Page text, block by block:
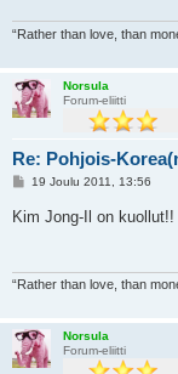
“Rather than love, than
Norsula
Forum-eliitti
Re: Pohjois-
V
s
19 Joulu 2011, 13:56
Kim Jong-Il on kuollut!!
“Rather than love, than
Norsula
Forum-eliitti